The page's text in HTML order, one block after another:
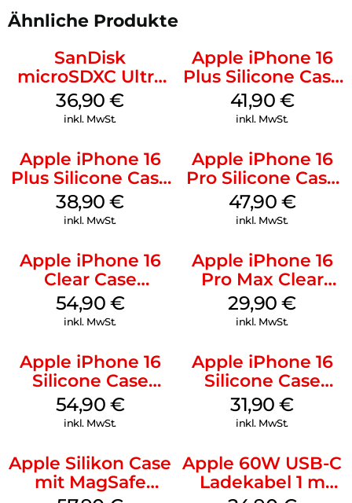
Ähnliche Produkte
SanDisk
microSDXC Ultra
128 GB + Adapter
Mobile
36,90€
inkl. MwSt.
Apple iPhone 16
Plus Silicone Case
MagSafe Stone
Gray
41,90 €
inkl. MwSt.
Apple iPhone 16
Plus Silicone Case
MagSafe Denim
38,90€
inkl. MwSt.
Apple iPhone 16
Pro Silicone Case
MagSafe Denim
47,90 €
inkl. MwSt.
Apple iPhone 16
Clear Case
MagSafe
Transparent
54,90 €
inkl. MwSt.
Apple iPhone 16
Pro Max Clear
Case MagSafe
Transparent
29,90€
inkl. MwSt.
Apple iPhone 16
Silicone Case
MagSafe Lake
Green
54,90 €
inkl. MwSt.
Apple iPhone 16
Silicone Case
MagSafe Fuchsia
31,90€
inkl. MwSt.
Apple Silikon Case
mit MagSafe
Apple 60W USB-C
Ladekabel 1 m